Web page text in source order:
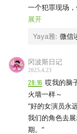
《海浪》创
伊丽莎白燃
Part 3 爱与失去
死亡是无可
一个犯罪现场
些手印足迹，
似乎令它离原
版，连我自己
记忆，唯有不
有一日，在完
被自己过多调
晰犹如昨天。
上留下来的那个
展开
Yaya雅: 微信
冈波斯日记
2025.4.23
28:16 哎我的脑
火墙一样～
“好的女演员永
我们的角色去
期。”